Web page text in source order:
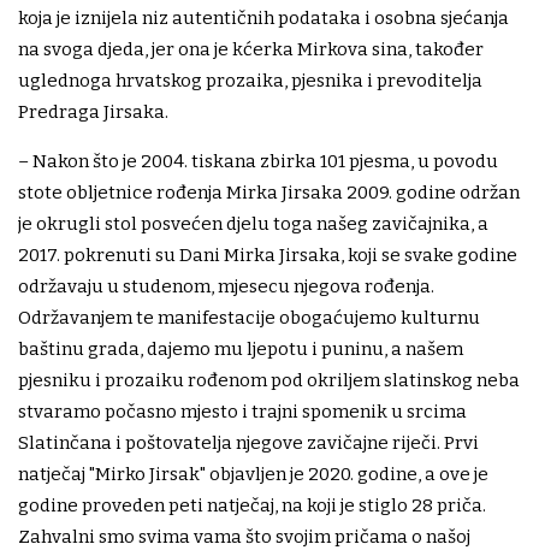
koja je iznijela niz autentičnih podataka i osobna sjećanja
na svoga djeda, jer ona je kćerka Mirkova sina, također
uglednoga hrvatskog prozaika, pjesnika i prevoditelja
Predraga Jirsaka.
– Nakon što je 2004. tiskana zbirka 101 pjesma, u povodu
stote obljetnice rođenja Mirka Jirsaka 2009. godine održan
je okrugli stol posvećen djelu toga našeg zavičajnika, a
2017. pokrenuti su Dani Mirka Jirsaka, koji se svake godine
održavaju u studenom, mjesecu njegova rođenja.
Održavanjem te manifestacije obogaćujemo kulturnu
baštinu grada, dajemo mu ljepotu i puninu, a našem
pjesniku i prozaiku rođenom pod okriljem slatinskog neba
stvaramo počasno mjesto i trajni spomenik u srcima
Slatinčana i poštovatelja njegove zavičajne riječi. Prvi
natječaj "Mirko Jirsak" objavljen je 2020. godine, a ove je
godine proveden peti natječaj, na koji je stiglo 28 priča.
Zahvalni smo svima vama što svojim pričama o našoj